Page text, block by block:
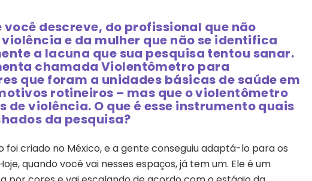
descreve, do profissional que não
e da mulher que não se identifica
a lacuna que sua pesquisa tentou sanar.
chamada Violentômetro para
que foram a unidades básicas de saúde em
rotineiros – mas que o violentômetro
violência. O que é esse instrumento quais
da pesquisa?
foi criado no México, e a gente conseguiu adaptá-lo para os
quando você vai nesses espaços, já tem um. Ele é um